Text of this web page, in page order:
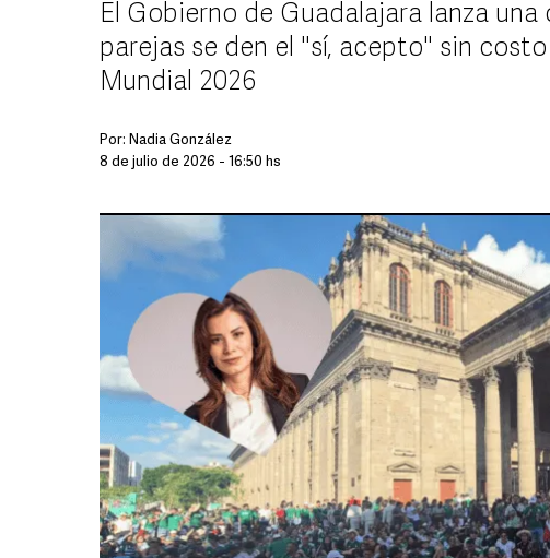
El Gobierno de Guadalajara lanza
parejas se den el "sí, acepto" sin
Mundial 2026
Por: Nadia González
8 de julio de 2026 - 16:50 hs